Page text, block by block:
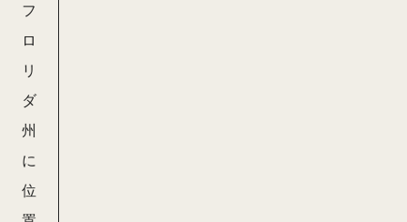
フ
ロ
リ
ダ
州
に
位